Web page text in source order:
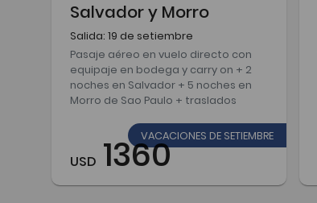
Salvador y Morro
Salida: 19 de setiembre
Pasaje aéreo en vuelo directo con
equipaje en bodega y carry on + 2
noches en Salvador + 5 noches en
Morro de Sao Paulo + traslados
VACACIONES DE SETIEMBRE
USD 1360